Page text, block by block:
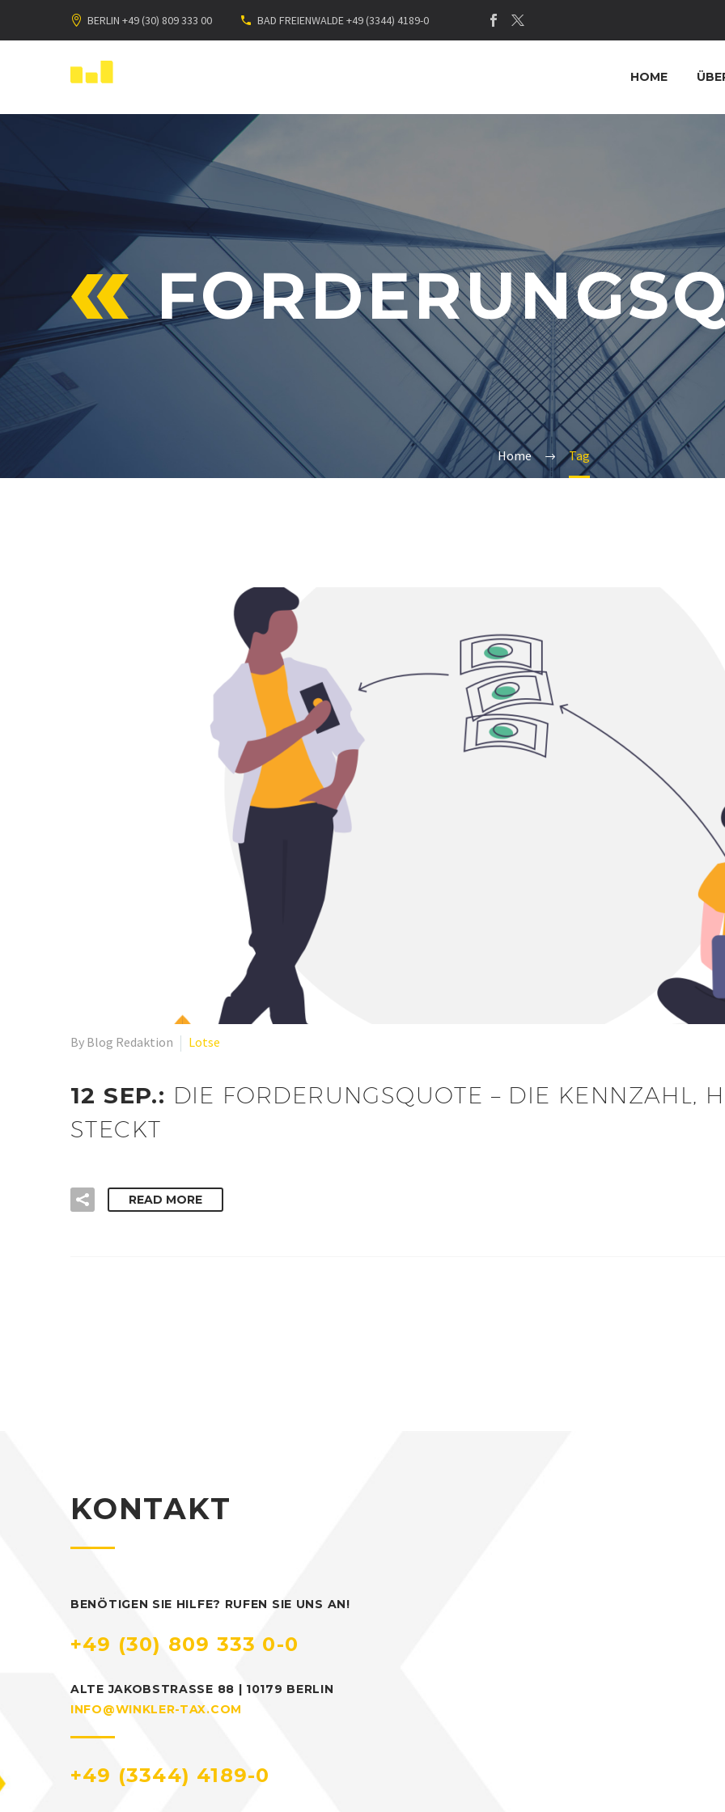
BERLIN +49 (30) 809 333 00 BAD FREIENWALDE +49 (3344) 4189-0
HOME
Home Tag
By Blog Redaktion Lotse
12 SEP.: DIE FORDERUNGSQUOTE – DIE KENNZAHL,
STECKT
READ MORE
KONTAKT
BENÖTIGEN SIE HILFE? RUFEN SIE UNS AN!
+49 (30) 809 333 0-0
ALTE JAKOBSTRASSE 88 | 10179 BERLIN
INFO@WINKLER-TAX.COM
+49 (3344) 4189-0